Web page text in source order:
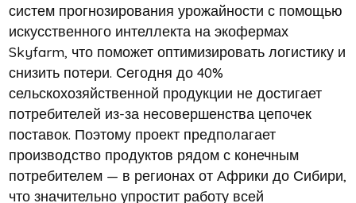
систем прогнозирования урожайности с помощью
искусственного интеллекта на экофермах
Skyfarm, что поможет оптимизировать логистику и
снизить потери. Сегодня до 40%
сельскохозяйственной продукции не достигает
потребителей из-за несовершенства цепочек
поставок. Поэтому проект предполагает
производство продуктов рядом с конечным
потребителем — в регионах от Африки до Сибири,
что значительно упростит работу всей